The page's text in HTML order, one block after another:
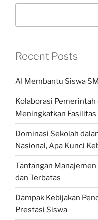
Recent Posts
AI Membantu Siswa
Kolaborasi Pemerintah
Meningkatkan Fasilitas
Dominasi Sekolah
Nasional, Apa Kunci
Tantangan
dan Terbatas
Dampak Kebijakan
Prestasi Siswa